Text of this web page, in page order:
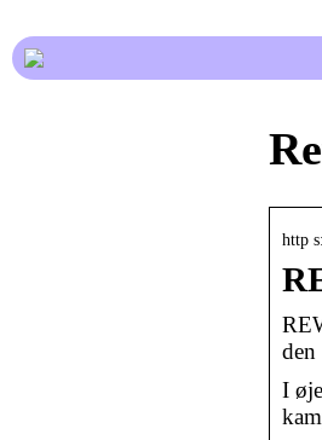
http
den
I